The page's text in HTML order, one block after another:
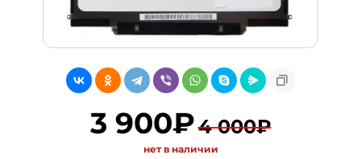
3 900₽4 000₽
нет в наличии